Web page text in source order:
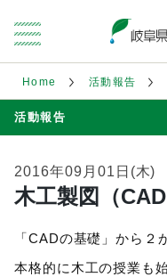
Home 活動報告
活動報告
2016年09月01日(木)
木工製図（
「CADの基礎」から２
本格的に木工の授業も